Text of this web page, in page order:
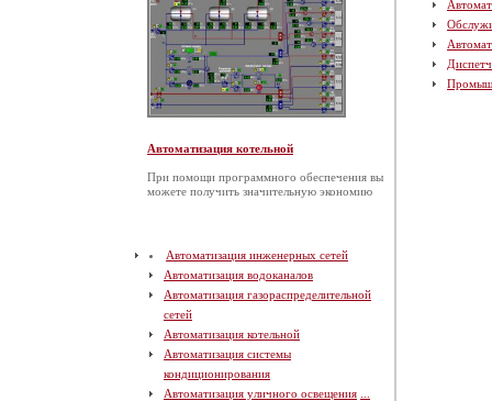
Автоматизация котельной
При помощи программного обеспечения вы
можете получить значительную экономию
Автоматизация инженерных сетей
Автоматизация водоканалов
Автоматизация газораспределительной
сетей
Автоматизация котельной
Автоматизация системы
кондиционирования
Автоматизация уличного освещения